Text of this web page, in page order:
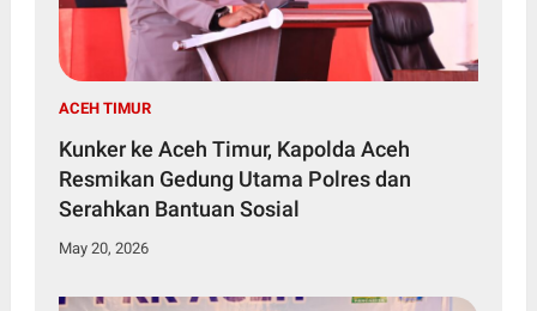
ACEH TIMUR
Kunker ke Aceh Timur, Kapolda Aceh
Resmikan Gedung Utama Polres dan
Serahkan Bantuan Sosial
May 20, 2026